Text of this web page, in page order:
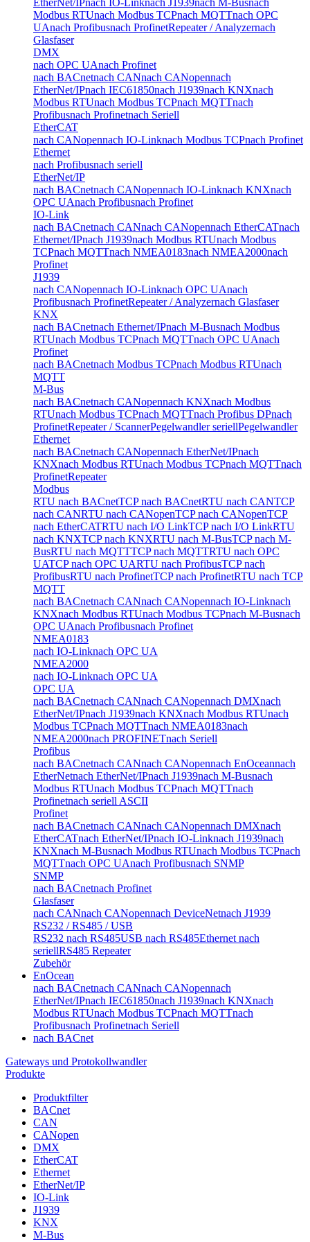
EtherNet/IPnach IO-Linknach J1939nach M-Busnach
Modbus RTUnach Modbus TCPnach MQTTnach OPC
UAnach Profibusnach ProfinetRepeater / Analyzernach
Glasfaser
DMX
nach OPC UAnach Profinet
nach BACnetnach CANnach CANopennach
EtherNet/IPnach IEC61850nach J1939nach KNXnach
Modbus RTUnach Modbus TCPnach MQTTnach
Profibusnach Profinetnach Seriell
EtherCAT
nach CANopennach IO-Linknach Modbus TCPnach Profinet
Ethernet
nach Profibusnach seriell
EtherNet/IP
nach BACnetnach CANopennach IO-Linknach KNXnach
OPC UAnach Profibusnach Profinet
IO-Link
nach BACnetnach CANnach CANopennach EtherCATnach
Ethernet/IPnach J1939nach Modbus RTUnach Modbus
TCPnach MQTTnach NMEA0183nach NMEA2000nach
Profinet
J1939
nach CANopennach IO-Linknach OPC UAnach
Profibusnach ProfinetRepeater / Analyzernach Glasfaser
KNX
nach BACnetnach Ethernet/IPnach M-Busnach Modbus
RTUnach Modbus TCPnach MQTTnach OPC UAnach
Profinet
nach BACnetnach Modbus TCPnach Modbus RTUnach
MQTT
M-Bus
nach BACnetnach CANopennach KNXnach Modbus
RTUnach Modbus TCPnach MQTTnach Profibus DPnach
ProfinetRepeater / ScannerPegelwandler seriellPegelwandler
Ethernet
nach BACnetnach CANopennach EtherNet/IPnach
KNXnach Modbus RTUnach Modbus TCPnach MQTTnach
ProfinetRepeater
Modbus
RTU nach BACnetTCP nach BACnetRTU nach CANTCP
nach CANRTU nach CANopenTCP nach CANopenTCP
nach EtherCATRTU nach I/O LinkTCP nach I/O LinkRTU
nach KNXTCP nach KNXRTU nach M-BusTCP nach M-
BusRTU nach MQTTTCP nach MQTTRTU nach OPC
UATCP nach OPC UARTU nach ProfibusTCP nach
ProfibusRTU nach ProfinetTCP nach ProfinetRTU nach TCP
MQTT
nach BACnetnach CANnach CANopennach IO-Linknach
KNXnach Modbus RTUnach Modbus TCPnach M-Busnach
OPC UAnach Profibusnach Profinet
NMEA0183
nach IO-Linknach OPC UA
NMEA2000
nach IO-Linknach OPC UA
OPC UA
nach BACnetnach CANnach CANopennach DMXnach
EtherNet/IPnach J1939nach KNXnach Modbus RTUnach
Modbus TCPnach MQTTnach NMEA0183nach
NMEA2000nach PROFINETnach Seriell
Profibus
nach BACnetnach CANnach CANopennach EnOceannach
EtherNetnach EtherNet/IPnach J1939nach M-Busnach
Modbus RTUnach Modbus TCPnach MQTTnach
Profinetnach seriell ASCII
Profinet
nach BACnetnach CANnach CANopennach DMXnach
EtherCATnach EtherNet/IPnach IO-Linknach J1939nach
KNXnach M-Busnach Modbus RTUnach Modbus TCPnach
MQTTnach OPC UAnach Profibusnach SNMP
SNMP
nach BACnetnach Profinet
Glasfaser
nach CANnach CANopennach DeviceNetnach J1939
RS232 / RS485 / USB
RS232 nach RS485USB nach RS485Ethernet nach
seriellRS485 Repeater
Zubehör
EnOcean
nach BACnetnach CANnach CANopennach
EtherNet/IPnach IEC61850nach J1939nach KNXnach
Modbus RTUnach Modbus TCPnach MQTTnach
Profibusnach Profinetnach Seriell
nach BACnet
Gateways und Protokollwandler
Produkte
Produktfilter
BACnet
CAN
CANopen
DMX
EtherCAT
Ethernet
EtherNet/IP
IO-Link
J1939
KNX
M-Bus